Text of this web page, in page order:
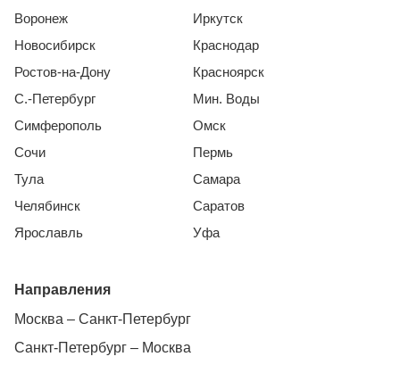
Воронеж
Новосибирск
Ростов-на-Дону
С.-Петербург
Симферополь
Сочи
Тула
Челябинск
Ярославль
Иркутск
Краснодар
Красноярск
Мин. Воды
Омск
Пермь
Самара
Саратов
Уфа
Направления
Москва – Санкт-Петербург
Санкт-Петербург – Москва